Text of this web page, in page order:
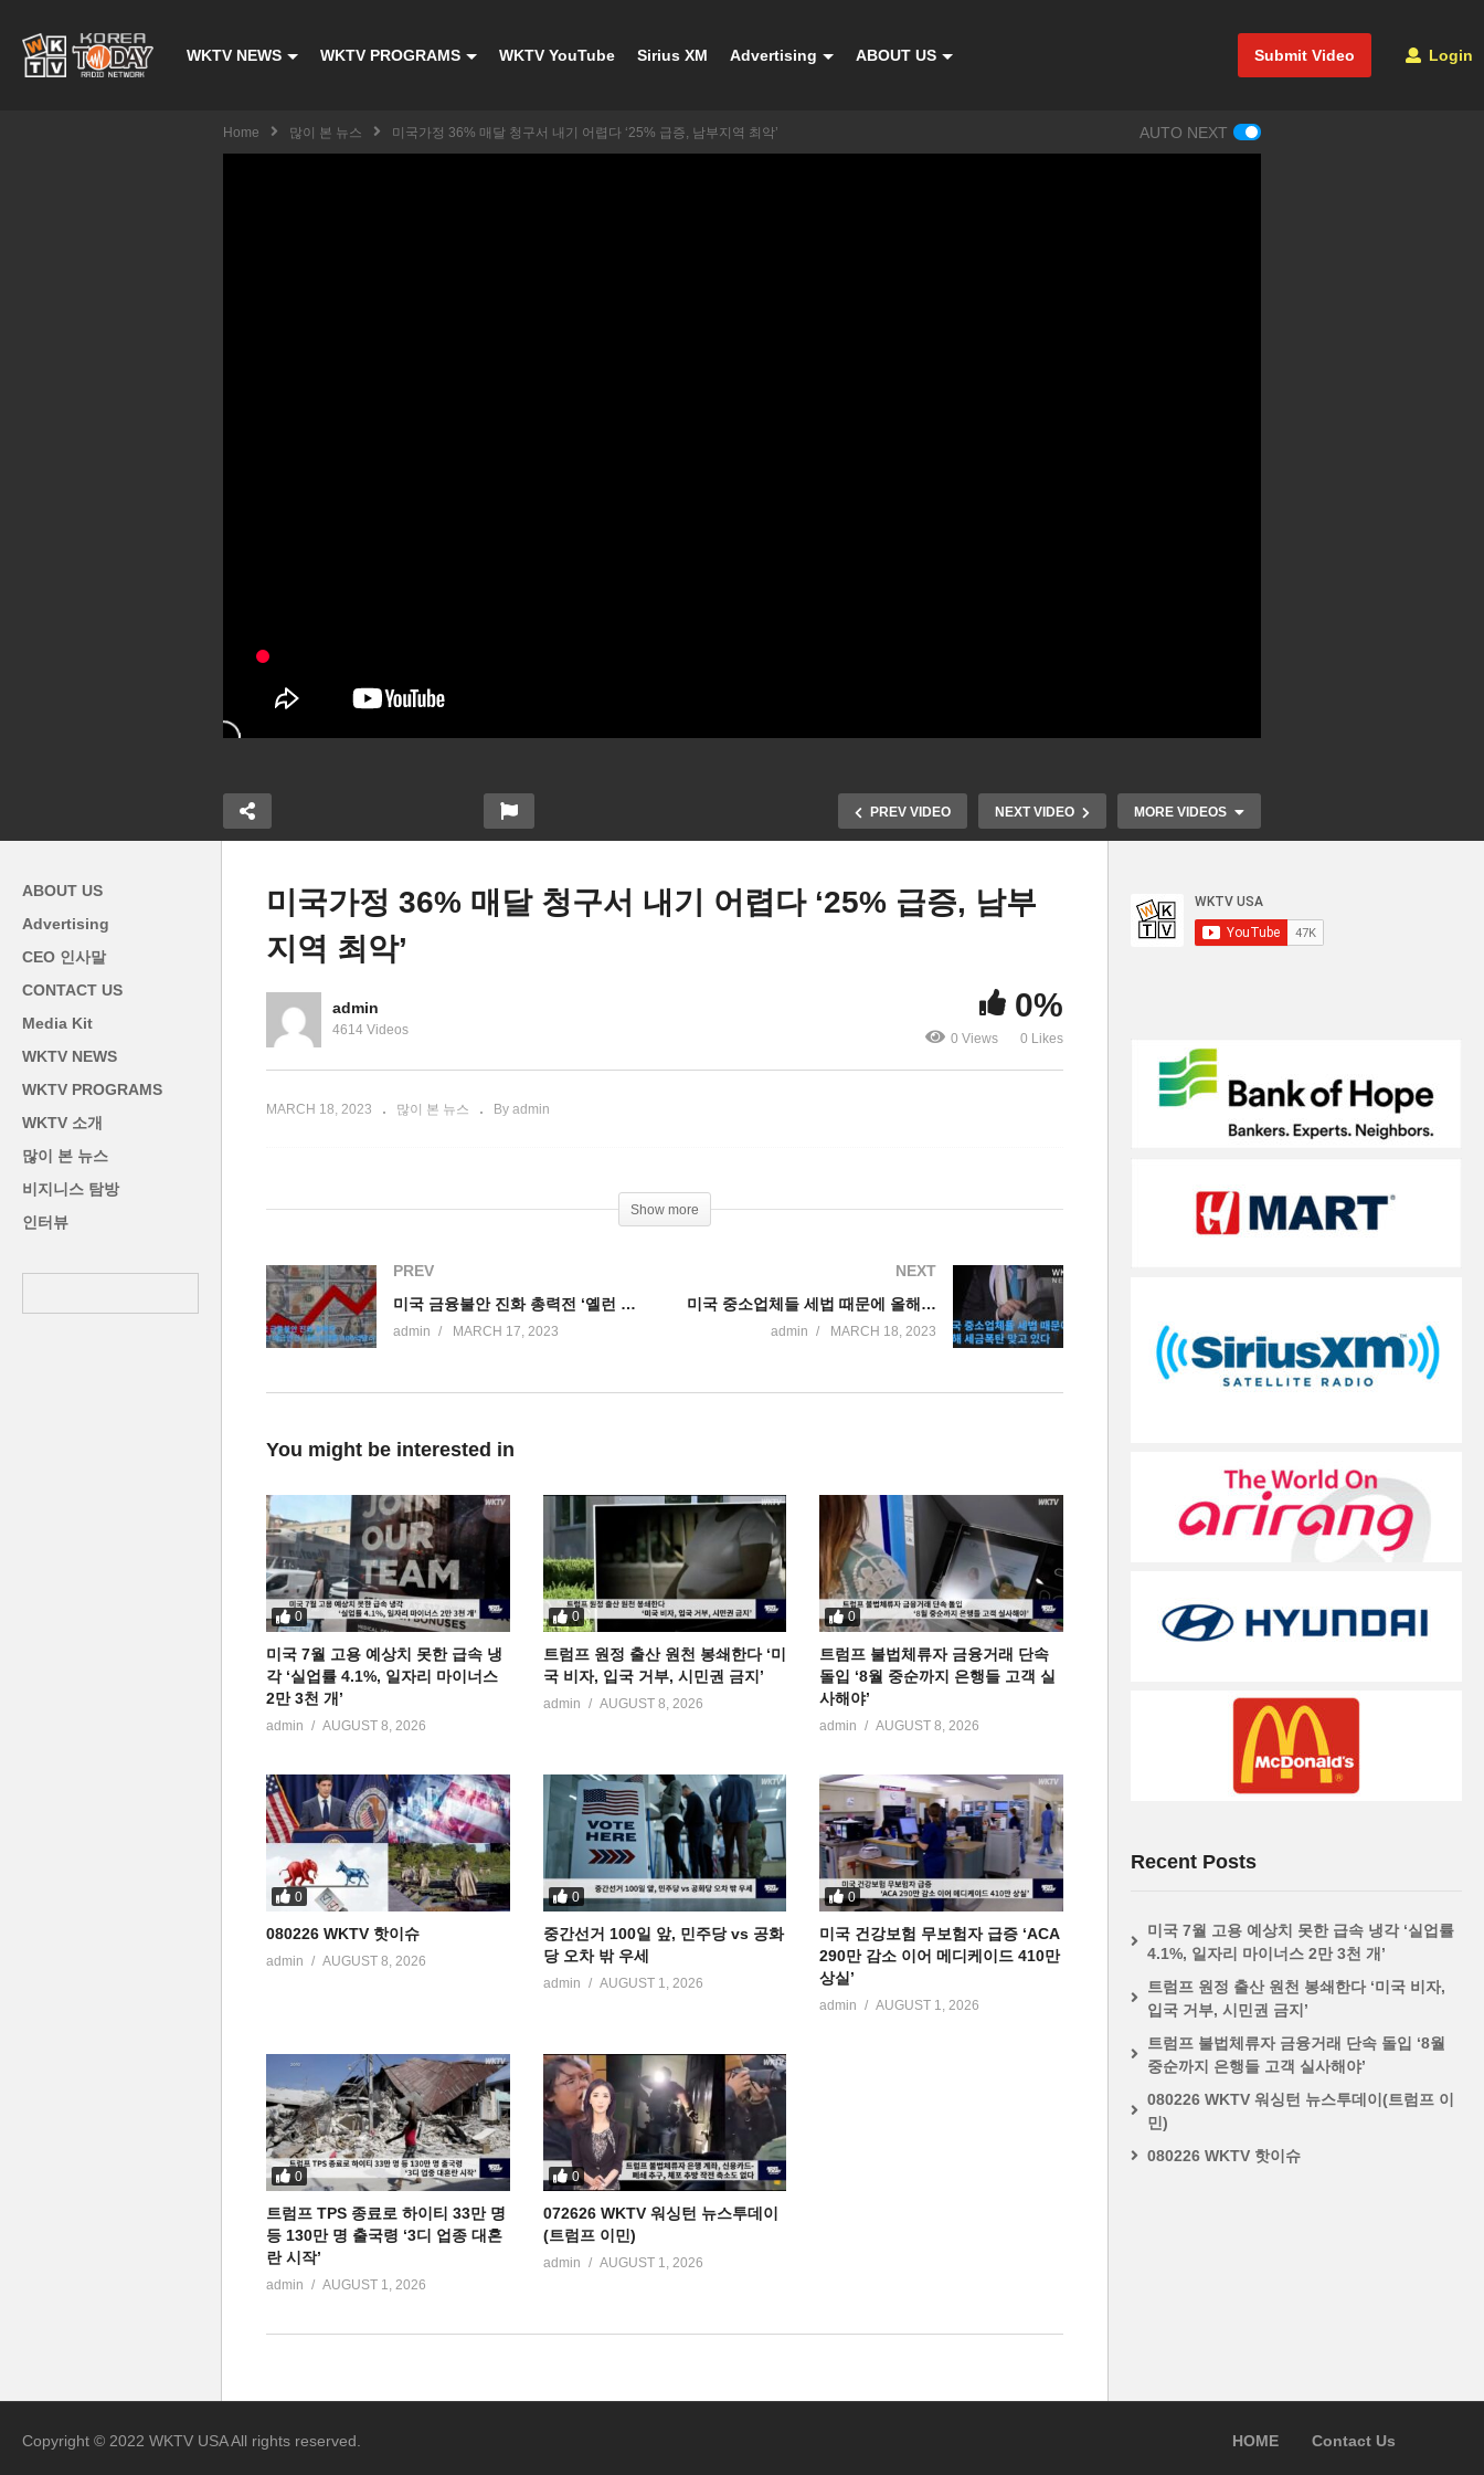
Submit Video Login
WKTV NEWS WKTV PROGRAMS WKTV YouTube Sirius XM Advertising ABOUT US
Home 많이 본 뉴스 미국가정 36% 매달 청구서 내기 어렵다 ‘25% 급증, 남부지역 최악’ AUTO NEXT
PREV VIDEO NEXT VIDEO MORE VIDEOS
“내 돈 안전한가요” 은행파산
ABOUT US
Advertising
CEO 인사말
CONTACT US
Media Kit
WKTV NEWS
WKTV PROGRAMS
WKTV 소개
많이 본 뉴스
비지니스 탐방
인터뷰
미국가정 36% 매달 청구서 내기 어렵다 ‘25% 급증, 남부
지역 최악’
admin
4614 Videos
0%
0 Views 0 Likes
MARCH 18, 2023 많이 본 뉴스 By admin
Show more
PREV
미국 금융불안 진화 총력전 ‘옐런 예금안전, 대형은행들 300억달러 지원’
admin MARCH 17, 2023
NEXT
미국 중소업체들 세법 때문에 올해 세금폭탄 맞고 있다
admin MARCH 18, 2023
You might be interested in
0
미국 7월 고용 예상치 못한 급속 냉
각 ‘실업률 4.1%, 일자리 마이너스
2만 3천 개’
admin AUGUST 8, 2026
0
트럼프 원정 출산 원천 봉쇄한다 ‘미
국 비자, 입국 거부, 시민권 금지’
admin AUGUST 8, 2026
0
트럼프 불법체류자 금융거래 단속
돌입 ‘8월 중순까지 은행들 고객 실
사해야’
admin AUGUST 8, 2026
0
080226 WKTV 핫이슈
admin AUGUST 8, 2026
0
중간선거 100일 앞, 민주당 vs 공화
당 오차 밖 우세
admin AUGUST 1, 2026
0
미국 건강보험 무보험자 급증 ‘ACA
290만 감소 이어 메디케이드 410만
상실’
admin AUGUST 1, 2026
0
트럼프 TPS 종료로 하이티 33만 명
등 130만 명 출국령 ‘3디 업종 대혼
란 시작’
admin AUGUST 1, 2026
0
072626 WKTV 워싱턴 뉴스투데이
(트럼프 이민)
admin AUGUST 1, 2026
Recent Posts
미국 7월 고용 예상치 못한 급속 냉각 ‘실업률
4.1%, 일자리 마이너스 2만 3천 개’
트럼프 원정 출산 원천 봉쇄한다 ‘미국 비자,
입국 거부, 시민권 금지’
트럼프 불법체류자 금융거래 단속 돌입 ‘8월
중순까지 은행들 고객 실사해야’
080226 WKTV 워싱턴 뉴스투데이(트럼프 이
민)
080226 WKTV 핫이슈
Copyright © 2022 WKTV USA All rights reserved. HOME Contact Us